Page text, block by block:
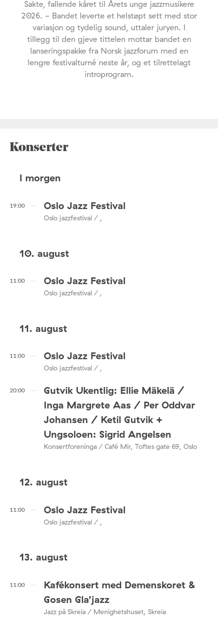
Sakte, fallende kåret til Årets unge jazzmusikere
2026. - Bandet leverte et helstøpt sett med stor
variasjon og tydelig sound, uttaler juryen. I
tillegg til den gjeve tittelen mottar bandet en
lanseringspakke fra Norsk jazzforum med en
lengre festivalturné neste år, og et tilrettelagt
introprogram.
Konserter
I morgen
19:00 Oslo Jazz Festival
Oslo jazzfestival / ,
10. august
11:00 Oslo Jazz Festival
Oslo jazzfestival / ,
11. august
11:00 Oslo Jazz Festival
Oslo jazzfestival / ,
20:00
Gutvik Ukentlig: Ellie Mäkelä /
Inga Margrete Aas / Per Oddvar
Johansen / Ketil Gutvik +
Ungsoloen: Sigrid Angelsen
Konsertforeninga / Café Mir, Toftes gate 69, Oslo
12. august
11:00 Oslo Jazz Festival
Oslo jazzfestival / ,
13. august
11:00
Kafékonsert med Demenskoret &
Gosen Gla’jazz
Jazz på Skreia / Menighetshuset, Skreia